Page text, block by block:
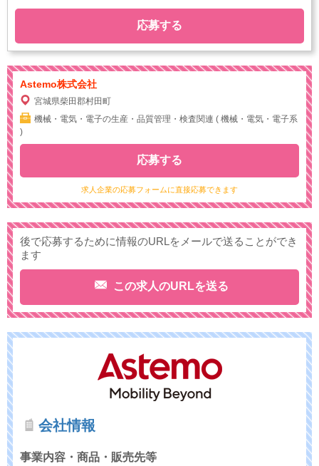
応募する
Astemo株式会社
宮城県柴田郡村田町
機械・電気・電子の生産・品質管理・検査関連 ( 機械・電気・電子系
)
求人企業の応募フォームに直接応募できます
応募する
後で応募するために情報のURLをメールで送ることができ
ます
この求人のURLを送る
会社情報
事業内容・商品・販売先等